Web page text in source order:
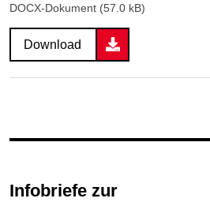
DOCX-Dokument (57.0 kB)
Download
Infobriefe zur